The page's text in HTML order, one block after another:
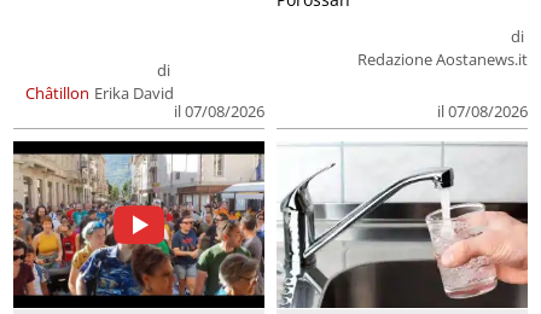
Châtillon
di
Erika David
il 07/08/2026
di
Redazione Aostanews.it
il 07/08/2026